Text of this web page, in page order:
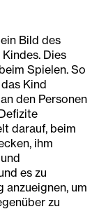
Bild des
Dies
Spielen. So
Kind
den Personen
darauf, beim
ihm
es zu
anzueignen, um
zu